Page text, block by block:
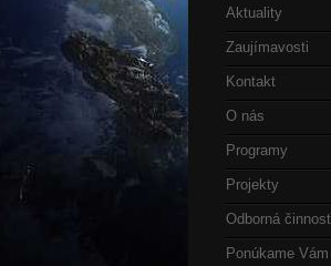
Aktuality
Zaujímavosti
Kontakt
O nás
Programy
Projekty
Odborná činnosť
Ponúkame